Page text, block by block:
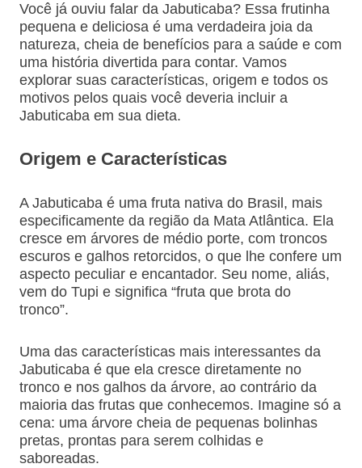
Você já ouviu falar da Jabuticaba? Essa frutinha
pequena e deliciosa é uma verdadeira joia da
natureza, cheia de benefícios para a saúde e com
uma história divertida para contar. Vamos
explorar suas características, origem e todos os
motivos pelos quais você deveria incluir a
Jabuticaba em sua dieta.
Origem e Características
A Jabuticaba é uma fruta nativa do Brasil, mais
especificamente da região da Mata Atlântica. Ela
cresce em árvores de médio porte, com troncos
escuros e galhos retorcidos, o que lhe confere um
aspecto peculiar e encantador. Seu nome, aliás,
vem do Tupi e significa “fruta que brota do
tronco”.
Uma das características mais interessantes da
Jabuticaba é que ela cresce diretamente no
tronco e nos galhos da árvore, ao contrário da
maioria das frutas que conhecemos. Imagine só a
cena: uma árvore cheia de pequenas bolinhas
pretas, prontas para serem colhidas e
saboreadas.